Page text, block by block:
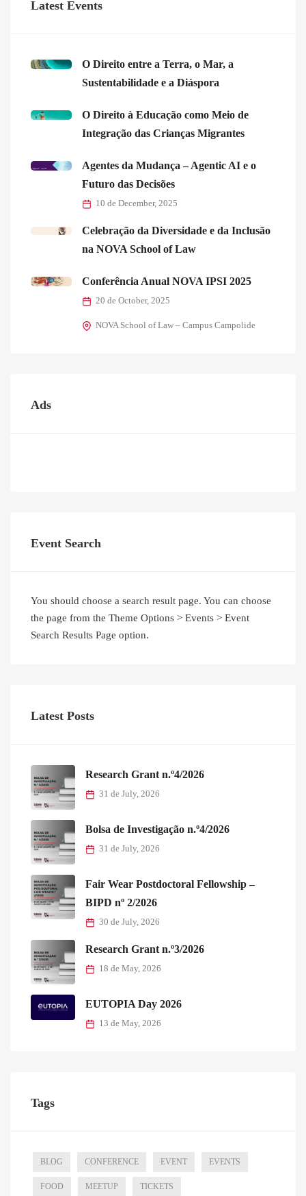
Latest Events
O Direito entre a Terra, o Mar, a
Sustentabilidade e a Diáspora
O Direito à Educação como Meio de
Integração das Crianças Migrantes
Agentes da Mudança – Agentic AI e o
Futuro das Decisões
10 de December, 2025
Celebração da Diversidade e da Inclusão
na NOVA School of Law
Conferência Anual NOVA IPSI 2025
20 de October, 2025
NOVA School of Law – Campus Campolide
Ads
Event Search
You should choose a search result page. You can choose
the page from the Theme Options > Events > Event
Search Results Page option.
Latest Posts
Research Grant n.º4/2026
31 de July, 2026
Bolsa de Investigação n.º4/2026
31 de July, 2026
Fair Wear Postdoctoral Fellowship –
BIPD nº 2/2026
30 de July, 2026
Research Grant n.º3/2026
18 de May, 2026
EUTOPIA Day 2026
13 de May, 2026
Tags
BLOG CONFERENCE EVENT EVENTS
FOOD MEETUP TICKETS